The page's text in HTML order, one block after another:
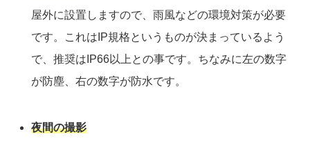
屋外に設置しますので、雨風などの環境対策が必要
です。
これはIP規格というものが決まっているよう
で、推奨はIP66以上との事です。ちなみに左の数字
が防塵、右の数字が防水です。
夜間の撮影